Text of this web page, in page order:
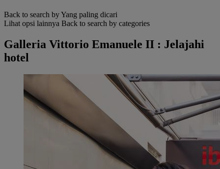
Back to search by Yang paling dicari
Lihat opsi lainnya Back to search by categories
Galleria Vittorio Emanuele II : Jelajahi
hotel